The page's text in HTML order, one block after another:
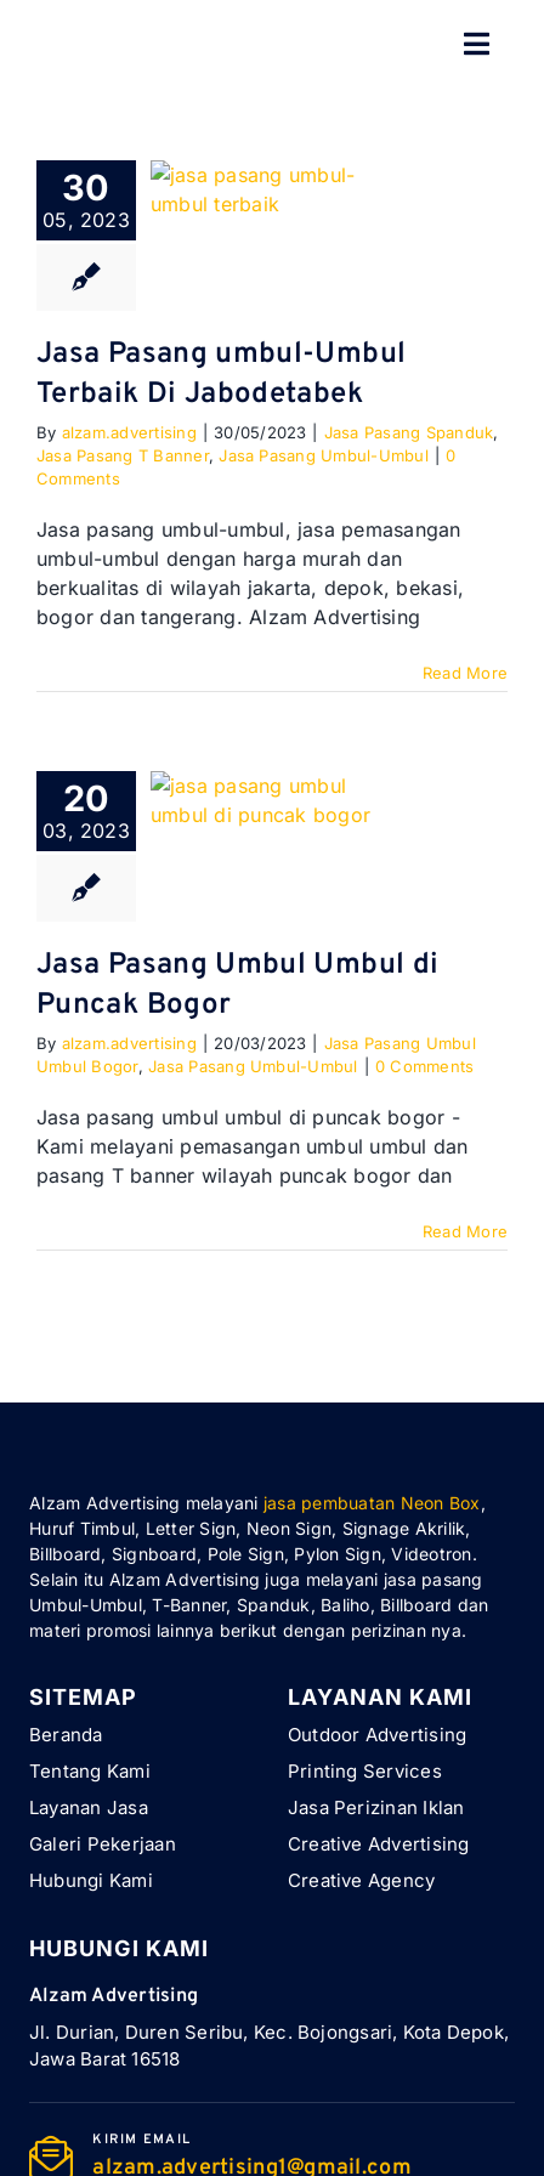
TENTANG
SPESIALISASI
GALERI
KONTAK
BLOG
30
05, 2023
Jasa Pasang umbul-Umbul
Terbaik Di Jabodetabek
By alzam.advertising 30/05/2023 Jasa Pasang Spanduk,
Jasa Pasang T Banner,Jasa Pasang Umbul-Umbul
0
Comments
Jasa pasang umbul-umbul, jasa pemasangan
umbul-umbul dengan harga murah dan
berkualitas di wilayah jakarta, depok, bekasi,
bogor dan tangerang. Alzam Advertising
Read More
20
03, 2023
Jasa Pasang Umbul Umbul di
Puncak Bogor
By alzam.advertising 20/03/2023
Jasa Pasang Umbul
Umbul Bogor,Jasa Pasang Umbul-Umbul 0 Comments
Jasa pasang umbul umbul di puncak bogor -
Kami melayani pemasangan umbul umbul dan
pasang T banner wilayah puncak bogor dan
Read More
Alzam Advertising melayani jasa pembuatan Neon Box,
Huruf Timbul, Letter Sign, Neon Sign, Signage Akrilik,
Billboard, Signboard, Pole Sign, Pylon Sign, Videotron.
Selain itu Alzam Advertising juga melayani jasa pasang
Umbul-Umbul, T-Banner, Spanduk, Baliho, Billboard dan
materi promosi lainnya berikut dengan perizinan nya.
SITEMAP
Beranda
Tentang Kami
Layanan Jasa
Galeri Pekerjaan
Hubungi Kami
LAYANAN KAMI
Outdoor Advertising
Printing Services
Jasa Perizinan Iklan
Creative Advertising
Creative Agency
HUBUNGI KAMI
Alzam Advertising
Jl. Durian, Duren Seribu, Kec. Bojongsari, Kota Depok,
Jawa Barat 16518
KIRIM EMAIL
alzam.advertising1@gmail.com